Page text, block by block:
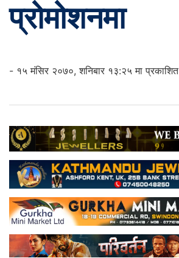
प्रोमोशनमा
- १५ मंसिर २०७०, शनिबार १३:२५ मा प्रकाशित